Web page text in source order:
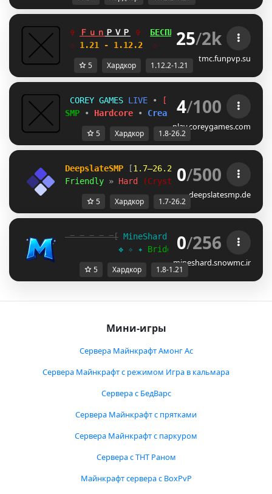
✞ Ｆｕｎ ＰＶＰ ✞ БЕСПЛАТНЫЙ ДОНАТ UX
☆ 1.21 - 1.12.2 ☆ Глобальное
25/2k
tmc.funpvp.su
5 Хардкор 1.12.2-1.21
COREY GAMES L IVE •
[1.8–26.2]
SMP
• Hardcore • Creative Minigames
4/100
play.coreygames.com
5 Хардкор 1.8-26.2
DeepslateSMP [1.7–26.2
Friendly » Hard (Crystal PvP) »
0/500
deepslatesmp.de
5 Хардкор 1.7-26.2
-=-=-=-=-=[ MineShard - 1.8-1.21
]=-=-=-=-
❖ ✧ ✦ Bridge Update ✦ ✧ ❖
0/256
mineshard.snowmc.ir
5 Хардкор 1.8-1.21
Мини-игры
Сервера Майнкрафт Амонг Ас
Сервера Майнкрафт с режимом Игра в кальмара
Сервера с БедВарс
Сервера Майнкрафт с прятками
Сервера Майнкрафт с паркуром
Сервера с ТНТ Раном
Майнкрафт сервера с BoxPvP